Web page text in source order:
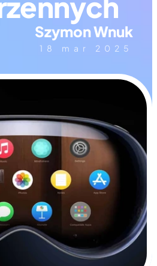
Szymon Wnuk
18 mar 2025